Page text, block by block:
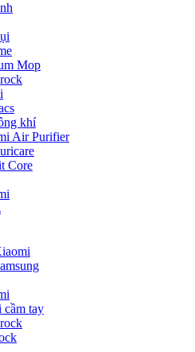
Mop
khí
Air Purifier
Core
cầm tay